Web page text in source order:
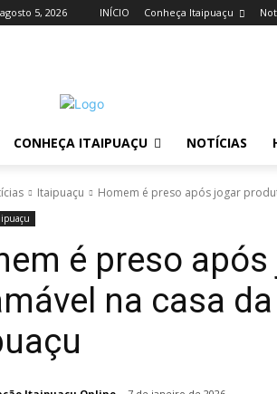
5, 2026 INÍCIO Conheça Itaipuaçu
CONHEÇA ITAIPUAÇU NOTÍCIAS
Itaipuaçu Homem é preso após jogar
é preso
na casa